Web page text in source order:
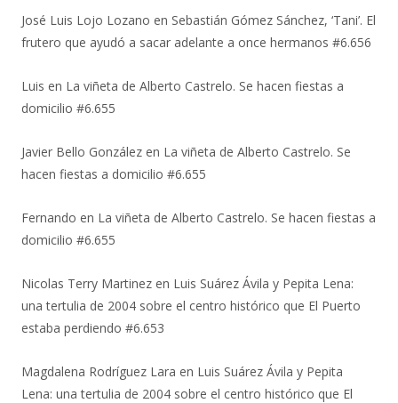
José Luis Lojo Lozano en Sebastián Gómez Sánchez, ‘Tani’. El
frutero que ayudó a sacar adelante a once hermanos #6.656
Luis en La viñeta de Alberto Castrelo. Se hacen fiestas a
domicilio #6.655
Javier Bello González en La viñeta de Alberto Castrelo. Se
hacen fiestas a domicilio #6.655
Fernando en La viñeta de Alberto Castrelo. Se hacen fiestas a
domicilio #6.655
Nicolas Terry Martinez en Luis Suárez Ávila y Pepita Lena:
una tertulia de 2004 sobre el centro histórico que El Puerto
estaba perdiendo #6.653
Magdalena Rodríguez Lara en Luis Suárez Ávila y Pepita
Lena: una tertulia de 2004 sobre el centro histórico que El